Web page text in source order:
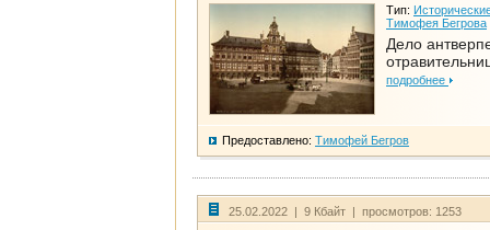
Тип:
Тимофея Бегрова
Дело
подробнее
Предоставлено: Тимофей Бегров
25.02.2022 | 9 Кбайт | просмотров: 1253